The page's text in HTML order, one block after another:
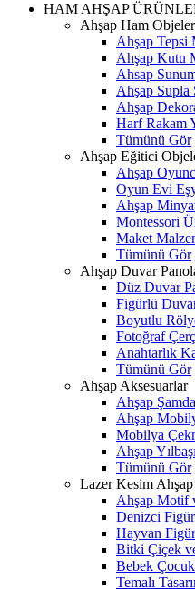
HAM AHŞAP
Ahşap Ham Objeler
Ahşap Tepsi
Ahşap Kutu
Ahsap
Ahşap Supla
Ahşap
Harf Rakam
Tümünü Gör
Ahşap Eğitici
Ahşap
Oyun Evi
Ahşap
Montessori
Maket
Tümünü Gör
Ahşap Duvar
Düz Duvar
Figürlü
Boyutlu
Fotoğraf
Anahtarlık
Tümünü Gör
Ahşap Aksesuarlar
Ahşap
Ahşap
Mobilya
Ahşap
Tümünü Gör
Lazer Kesim Ahşap
Ahşap Motif
Denizci
Hayvan
Bitki Çiçek
Bebek
Temalı